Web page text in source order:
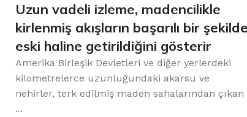
Uzun vadeli izleme, madencilikle
kirlenmiş akışların başarılı bir şekilde
eski haline getirildiğini gösterir
Amerika Birleşik Devletleri ve diğer yerlerdeki
kilometrelerce uzunluğundaki akarsu ve
nehirler, terk edilmiş maden sahalarından çıkan
...